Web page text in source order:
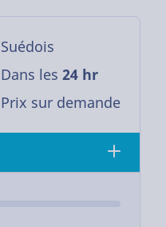
Suédois
Dans les 24 hr
Prix sur demande